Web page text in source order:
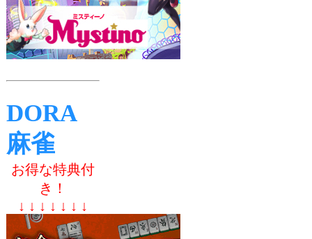
DORA
麻雀
お得な特典付
き！
↓ ↓ ↓ ↓ ↓ ↓ ↓